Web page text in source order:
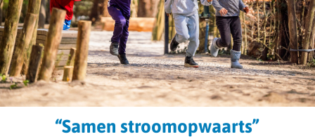
“Samen stroomopwaarts”